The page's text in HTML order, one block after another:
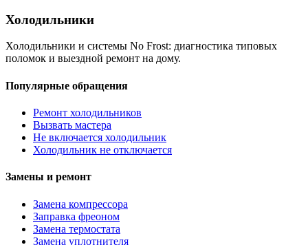
Холодильники
Холодильники и системы No Frost: диагностика типовых
поломок и выездной ремонт на дому.
Популярные обращения
Ремонт холодильников
Вызвать мастера
Не включается холодильник
Холодильник не отключается
Замены и ремонт
Замена компрессора
Заправка фреоном
Замена термостата
Замена уплотнителя